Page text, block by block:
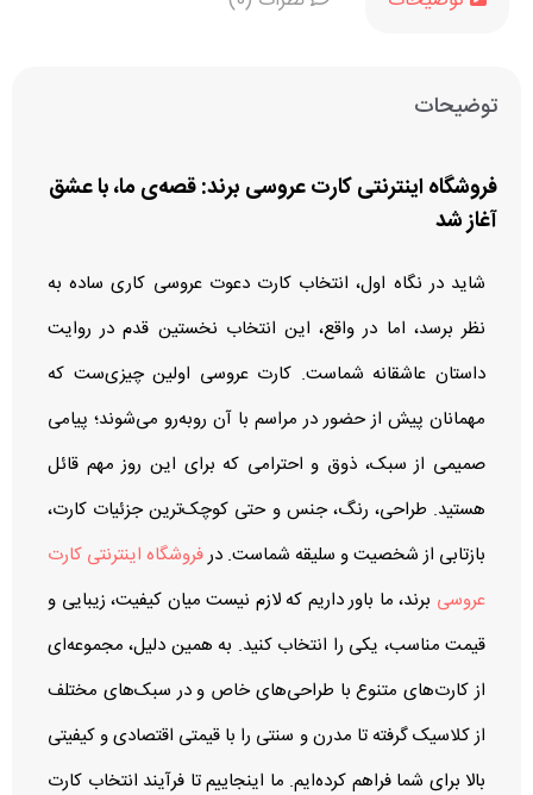
توضیحات
فروشگاه اینترنتی کارت عروسی برند: قصه‌ی ما، با عشق
آغاز شد
شاید در نگاه اول، انتخاب کارت دعوت عروسی کاری ساده به‌
نظر برسد، اما در واقع، این انتخاب نخستین قدم در روایت
داستان عاشقانه شماست. کارت عروسی اولین چیزی‌ست که
مهمانان پیش از حضور در مراسم با آن روبه‌رو می‌شوند؛ پیامی
صمیمی از سبک، ذوق و احترامی که برای این روز مهم قائل
هستید. طراحی، رنگ، جنس و حتی کوچک‌ترین جزئیات کارت،
بازتابی از شخصیت و سلیقه شماست. درفروشگاه اینترنتی کارت
عروسی برند، ما باور داریم که لازم نیست میان کیفیت، زیبایی و
قیمت مناسب، یکی را انتخاب کنید. به همین دلیل، مجموعه‌ای
از کارت‌های متنوع با طراحی‌های خاص و در سبک‌های مختلف
از کلاسیک گرفته تا مدرن و سنتی را با قیمتی اقتصادی و کیفیتی
بالا برای شما فراهم کرده‌ایم. ما اینجاییم تا فرآیند انتخاب کارت